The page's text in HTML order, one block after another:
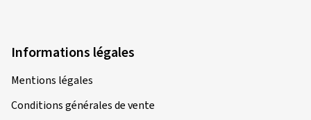
Informations légales
Mentions légales
Conditions générales de vente